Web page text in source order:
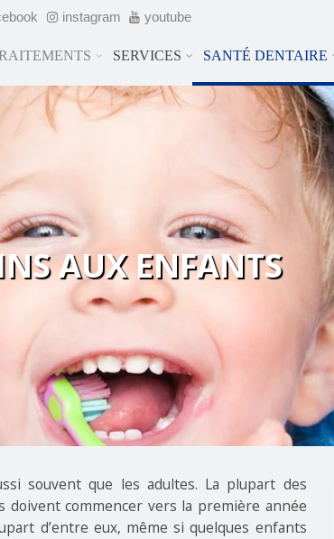
instagram youtube
SERVICES SANTÉ DENTAIRE
AUX ENFANTS
souvent que les adultes. La plupart des
commencer vers la première année
d’entre eux, même si quelques enfants